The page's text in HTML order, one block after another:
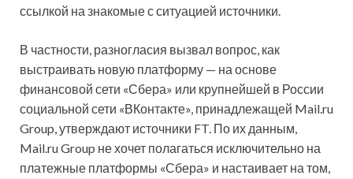
ссылкой на знакомые с ситуацией источники.
В частности, разногласия вызвал вопрос, как
выстраивать новую платформу — на основе
финансовой сети «Сбера» или крупнейшей в России
социальной сети «ВКонтакте», принадлежащей Mail.ru
Group, утверждают источники FT. По их данным,
Mail.ru Group не хочет полагаться исключительно на
платежные платформы «Сбера» и настаивает на том,